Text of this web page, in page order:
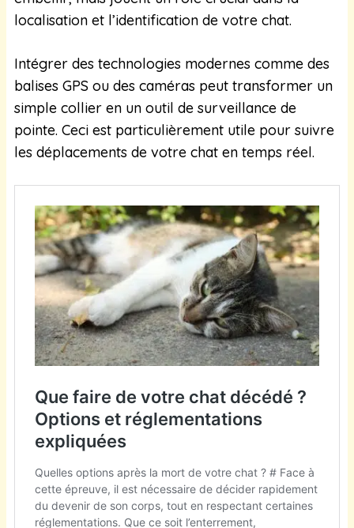
localisation et l’identification de votre chat.
Intégrer des technologies modernes comme des
balises GPS ou des caméras peut transformer un
simple collier en un outil de surveillance de
pointe. Ceci est particulièrement utile pour suivre
les déplacements de votre chat en temps réel.